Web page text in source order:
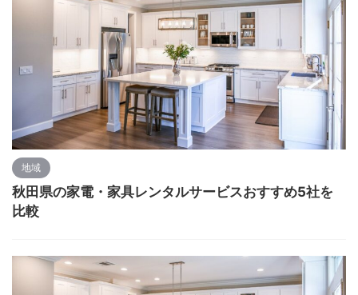
地域
秋田県の家電・家具レンタルサービスおすすめ5社を
比較